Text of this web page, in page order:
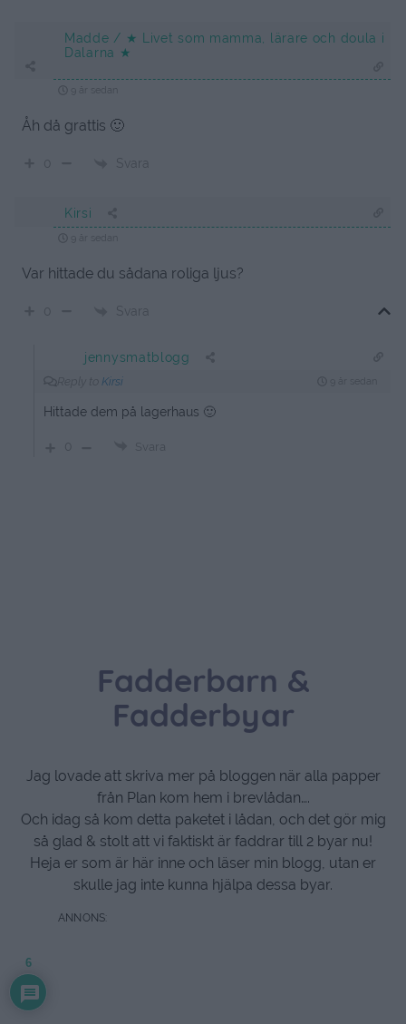
Madde / ★ Livet som mamma, lärare och doula i
Dalarna ★
Åh då grattis 🙂
0 Svara
Kirsi
Var hittade du sådana roliga ljus?
0 Svara
jennysmatblogg
Kirsi
Hittade dem på lagerhaus 🙂
0 Svara
Fadderbarn &
Fadderbyar
Jag lovade att skriva mer på bloggen när alla papper
från Plan kom hem i brevlådan….
Och idag så kom detta paketet i lådan, och det gör mig
så glad & stolt att vi faktiskt är faddrar till 2 byar nu!
Heja er som är här inne och läser min blogg, utan er
skulle jag inte kunna hjälpa dessa byar.
6